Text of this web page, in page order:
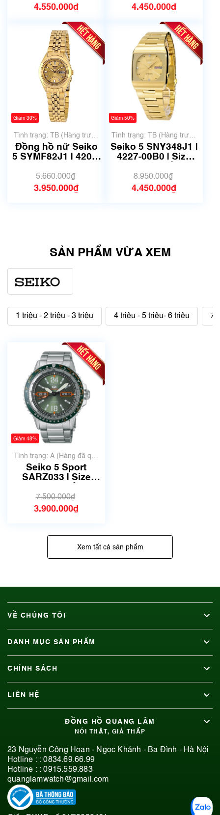
4.550.000₫ 4.450.000₫
Giảm 30%
Tình trạng: TB (Hàng trưng
bày, thanh lý)
Đồng hồ nữ Seiko
5 SYMF82J1 | 4207-
Mã số 6141
5.660.000₫
3.950.000₫
Giảm 50%
Tình trạng: TB (Hàng trưng
bày, thanh lý)
Seiko 5 SNY348J1 |
4227-00B0 | Size
8.950.000₫
4.450.000₫
SẢN PHẨM VỪA XEM
1 triệu - 2 triệu - 3 triệu 4 triệu - 5 triệu- 6 triệu 7
Giảm 48%
Tình trạng: A (Hàng đã qua
sử dụng nhưng rất đẹp,
không có xước)
Seiko 5 Sport
SARZ033 | Size
7.500.000₫
3.900.000₫
Xem tất cả sản phẩm
VỀ CHÚNG TÔI
DANH MỤC SẢN PHẨM
CHÍNH SÁCH
LIÊN HỆ
ĐỒNG HỒ QUANG LÂM
NÓI THẬT, GIÁ THẤP
23 Nguyễn Công Hoan - Ngọc Khánh - Ba Đình - Hà Nội
Hotline : :0834.69.66.99
Hotline : :0915.559.883
quanglamwatch@gmail.com